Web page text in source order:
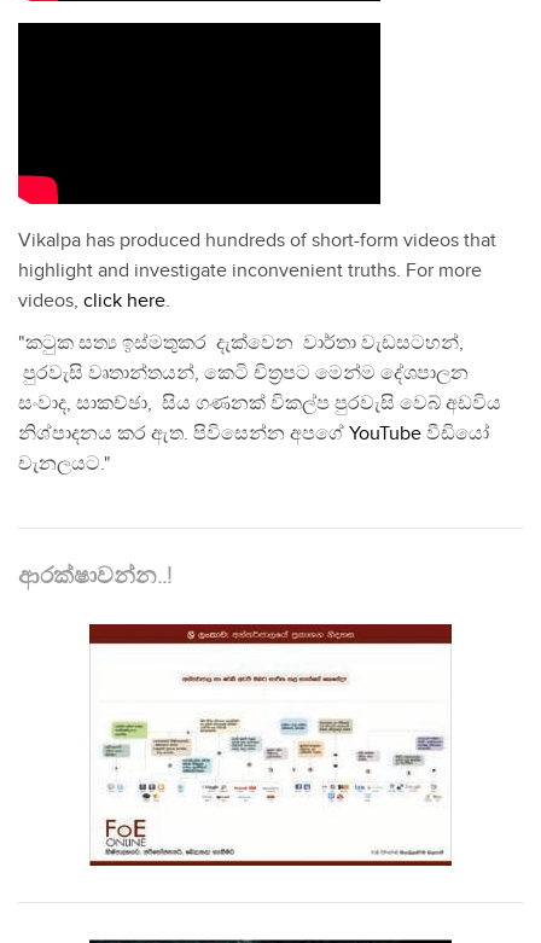
Vikalpa has produced hundreds of short-form videos that
highlight and investigate inconvenient truths. For more
videos, click here.
"කටුක සත්‍ය ඉස්මතුකර දැක්වෙන වාර්තා වැඩසටහන්,
පුරවැසි වෘතාන්තයන්, කෙටි චිත්‍රපට මෙන්ම දේශපාලන
සංවාද, සාකච්ඡා, සිය ගණනක් විකල්ප පුරවැසි වෙබ් අඩවිය
නිශ්පාදනය කර ඇත. පිවිසෙන්න අපගේ YouTube වීඩියෝ
චැනලයට."
ආරක්ෂාවන්න..!